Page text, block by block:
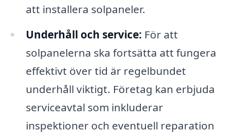
att installera solpaneler.
Underhåll och service: För att
solpanelerna ska fortsätta att fungera
effektivt över tid är regelbundet
underhåll viktigt. Företag kan erbjuda
serviceavtal som inkluderar
inspektioner och eventuell reparation